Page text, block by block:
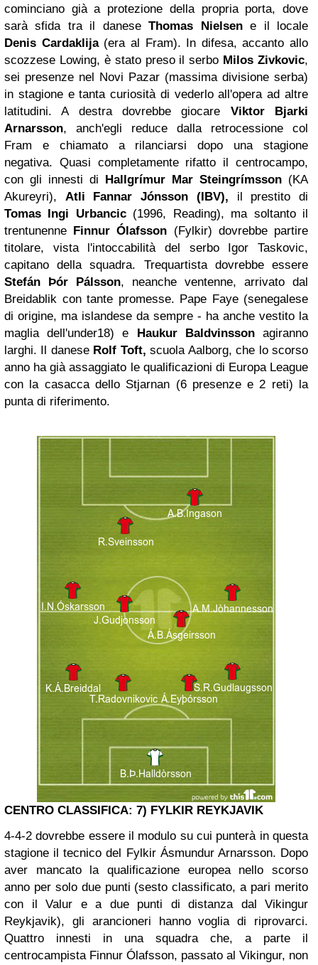
cominciano già a protezione della propria porta, dove
sarà sfida tra il daneseThomas Nielsene il locale
Denis Cardaklija (era al Fram). In difesa, accanto allo
scozzese Lowing, è stato preso il serbo Milos Zivkovic,
sei presenze nel Novi Pazar (massima divisione serba)
in stagione e tanta curiosità di vederlo all'opera ad altre
latitudini. A destra dovrebbe giocare Viktor Bjarki
Arnarsson, anch'egli reduce dalla retrocessione col
Fram e chiamato a rilanciarsi dopo una stagione
negativa. Quasi completamente rifatto il centrocampo,
con gli innesti di Hallgrímur Mar Steingrímsson (KA
Akureyri), Atli Fannar Jónsson (IBV), il prestito di
Tomas Ingi Urbancic(1996, Reading), ma soltanto il
trentunenne Finnur Ólafsson (Fylkir) dovrebbe partire
titolare, vista l'intoccabilità del serbo Igor Taskovic,
capitano della squadra. Trequartista dovrebbe essere
Stefán Þór Pálsson, neanche ventenne, arrivato dal
Breidablik con tante promesse. Pape Faye (senegalese
di origine, ma islandese da sempre - ha anche vestito la
maglia dell'under18) e Haukur Baldvinssonagiranno
larghi. Il danese Rolf Toft,scuola Aalborg, che lo scorso
anno ha già assaggiato le qualificazioni di Europa League
con la casacca dello Stjarnan (6 presenze e 2 reti) la
punta di riferimento.
CENTRO CLASSIFICA: 7) FYLKIR REYKJAVIK
4-4-2 dovrebbe essere il modulo su cui punterà in questa
stagione il tecnico del Fylkir Ásmundur Arnarsson. Dopo
aver mancato la qualificazione europea nello scorso
anno per solo due punti (sesto classificato, a pari merito
con il Valur e a due punti di distanza dal Vikingur
Reykjavik), gli arancioneri hanno voglia di riprovarci.
Quattro innesti in una squadra che, a parte il
centrocampista Finnur Ólafsson, passato al Vikingur, non